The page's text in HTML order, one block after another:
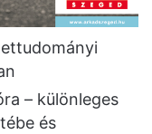
– különleges
és